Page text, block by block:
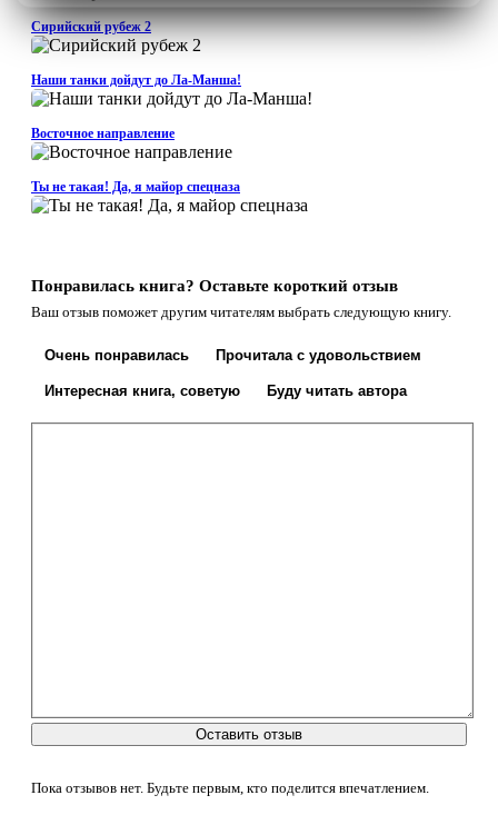
Сирийский рубеж 2
Наши танки дойдут до Ла-Манша!
Восточное направление
Ты не такая! Да, я майор спецназа
Понравилась книга? Оставьте короткий отзыв
Ваш отзыв поможет другим читателям выбрать следующую книгу.
Очень понравилась Прочитала с удовольствием
Интересная книга, советую Буду читать автора
Оставить отзыв
Пока отзывов нет. Будьте первым, кто поделится впечатлением.